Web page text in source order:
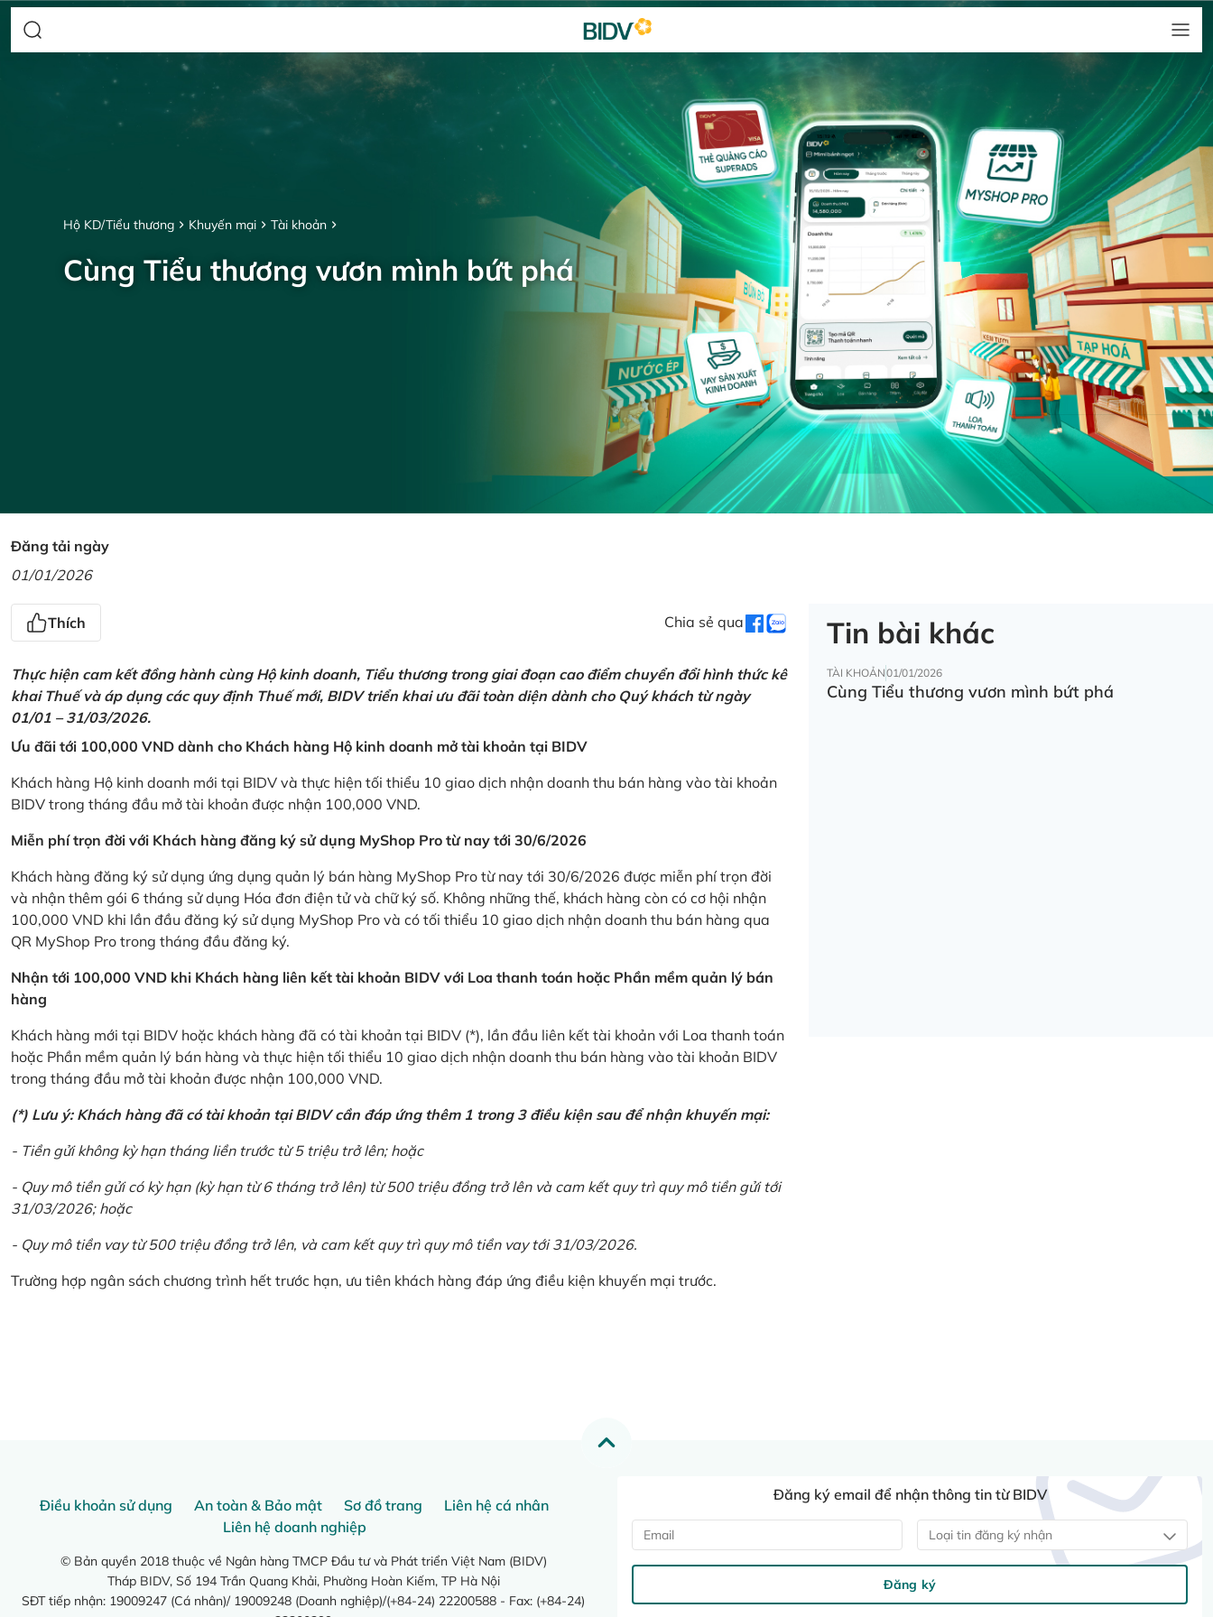
Hộ KD/Tiểu thương Khuyến mại Tài khoản
Cùng Tiểu thương vươn mình bứt phá
Đăng tải ngày
01/01/2026
Thích Chia sẻ qua
Thực hiện cam kết đồng hành cùng Hộ kinh doanh, Tiểu thương trong giai đoạn cao điểm chuyển đổi hình thức kê
khai Thuế và áp dụng các quy định Thuế mới, BIDV triển khai ưu đãi toàn diện dành cho Quý khách từ ngày
01/01 – 31/03/2026.
Ưu đãi tới 100,000 VND dành cho Khách hàng Hộ kinh doanh mở tài khoản tại BIDV
Khách hàng Hộ kinh doanh mới tại BIDV và thực hiện tối thiểu 10 giao dịch nhận doanh thu bán hàng vào tài khoản
BIDV trong tháng đầu mở tài khoản được nhận 100,000 VND.
Miễn phí trọn đời với Khách hàng đăng ký sử dụng MyShop Pro từ nay tới 30/6/2026
Khách hàng đăng ký sử dụng ứng dụng quản lý bán hàng MyShop Pro từ nay tới 30/6/2026 được miễn phí trọn đời
và nhận thêm gói 6 tháng sử dụng Hóa đơn điện tử và chữ ký số. Không những thế, khách hàng còn có cơ hội nhận
100,000 VND khi lần đầu đăng ký sử dụng MyShop Pro và có tối thiểu 10 giao dịch nhận doanh thu bán hàng qua
QR MyShop Pro trong tháng đầu đăng ký.
Nhận tới 100,000 VND khi Khách hàng liên kết tài khoản BIDV với Loa thanh toán hoặc Phần mềm quản lý bán
hàng
Khách hàng mới tại BIDV hoặc khách hàng đã có tài khoản tại BIDV (*), lần đầu liên kết tài khoản với Loa thanh toán
hoặc Phần mềm quản lý bán hàng và thực hiện tối thiểu 10 giao dịch nhận doanh thu bán hàng vào tài khoản BIDV
trong tháng đầu mở tài khoản được nhận 100,000 VND.
(*) Lưu ý: Khách hàng đã có tài khoản tại BIDV cần đáp ứng thêm 1 trong 3 điều kiện sau để nhận khuyến mại:
- Tiền gửi không kỳ hạn tháng liền trước từ 5 triệu trở lên; hoặc
- Quy mô tiền gửi có kỳ hạn (kỳ hạn từ 6 tháng trở lên) từ 500 triệu đồng trở lên và cam kết quy trì quy mô tiền gửi tới
31/03/2026; hoặc
- Quy mô tiền vay từ 500 triệu đồng trở lên, và cam kết quy trì quy mô tiền vay tới 31/03/2026.
Trường hợp ngân sách chương trình hết trước hạn, ưu tiên khách hàng đáp ứng điều kiện khuyến mại trước.
Tin bài khác
TÀI KHOẢN01/01/2026
Cùng Tiểu thương vươn mình bứt phá
Điều khoản sử dụng An toàn & Bảo mật Sơ đồ trang
Liên hệ cá nhân
Liên hệ doanh nghiệp
© Bản quyền 2018 thuộc về Ngân hàng TMCP Đầu tư và Phát triển Việt Nam (BIDV)
Tháp BIDV, Số 194 Trần Quang Khải, Phường Hoàn Kiếm, TP Hà Nội
SĐT tiếp nhận: 19009247 (Cá nhân)/ 19009248 (Doanh nghiệp)/(+84-24) 22200588 - Fax: (+84-24)
Đăng ký email để nhận thông tin từ BIDV
Loại tin đăng ký nhận
Đăng ký